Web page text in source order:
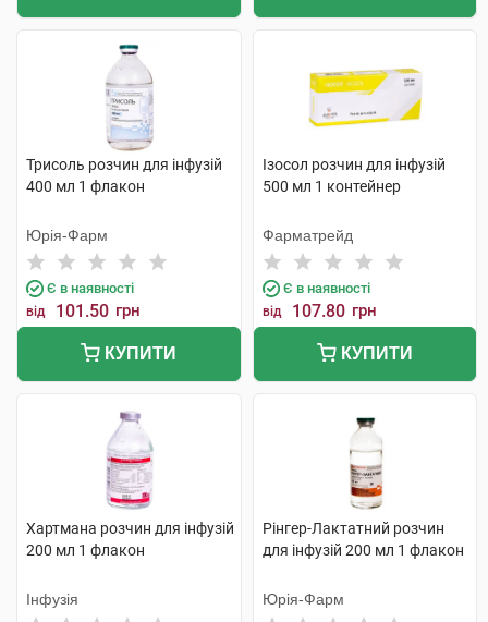
Трисоль розчин для інфузій
400 мл 1 флакон
Юрія-Фарм
Є в наявності
від 101.50 грн
КУПИТИ
Ізосол розчин для інфузій
500 мл 1 контейнер
Фарматрейд
Є в наявності
від 107.80 грн
КУПИТИ
Хартмана розчин для інфузій
200 мл 1 флакон
Інфузія
Рінгер-Лактатний розчин
для інфузій 200 мл 1 флакон
Юрія-Фарм